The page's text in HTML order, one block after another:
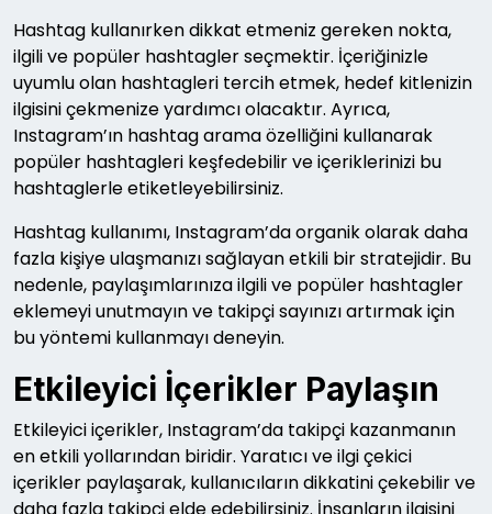
Hashtag kullanırken dikkat etmeniz gereken nokta,
ilgili ve popüler hashtagler seçmektir. İçeriğinizle
uyumlu olan hashtagleri tercih etmek, hedef kitlenizin
ilgisini çekmenize yardımcı olacaktır. Ayrıca,
Instagram’ın hashtag arama özelliğini kullanarak
popüler hashtagleri keşfedebilir ve içeriklerinizi bu
hashtaglerle etiketleyebilirsiniz.
Hashtag kullanımı, Instagram’da organik olarak daha
fazla kişiye ulaşmanızı sağlayan etkili bir stratejidir. Bu
nedenle, paylaşımlarınıza ilgili ve popüler hashtagler
eklemeyi unutmayın ve takipçi sayınızı artırmak için
bu yöntemi kullanmayı deneyin.
Etkileyici İçerikler Paylaşın
Etkileyici içerikler, Instagram’da takipçi kazanmanın
en etkili yollarından biridir. Yaratıcı ve ilgi çekici
içerikler paylaşarak, kullanıcıların dikkatini çekebilir ve
daha fazla takipçi elde edebilirsiniz. İnsanların ilgisini